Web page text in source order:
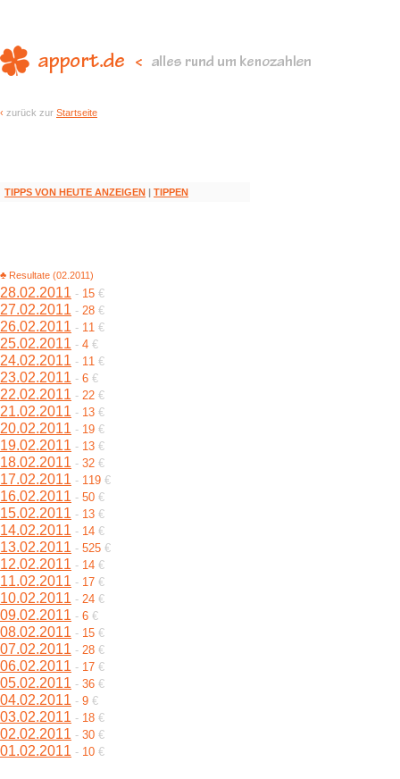
‹ zurück zur Startseite
TIPPS VON HEUTE ANZEIGEN | TIPPEN
♣ Resultate (02.2011)
28.02.2011 - 15 €
27.02.2011 - 28 €
26.02.2011 - 11 €
25.02.2011 - 4 €
24.02.2011 - 11 €
23.02.2011 - 6 €
22.02.2011 - 22 €
21.02.2011 - 13 €
20.02.2011 - 19 €
19.02.2011 - 13 €
18.02.2011 - 32 €
17.02.2011 - 119 €
16.02.2011 - 50 €
15.02.2011 - 13 €
14.02.2011 - 14 €
13.02.2011 - 525 €
12.02.2011 - 14 €
11.02.2011 - 17 €
10.02.2011 - 24 €
09.02.2011 - 6 €
08.02.2011 - 15 €
07.02.2011 - 28 €
06.02.2011 - 17 €
05.02.2011 - 36 €
04.02.2011 - 9 €
03.02.2011 - 18 €
02.02.2011 - 30 €
01.02.2011 - 10 €